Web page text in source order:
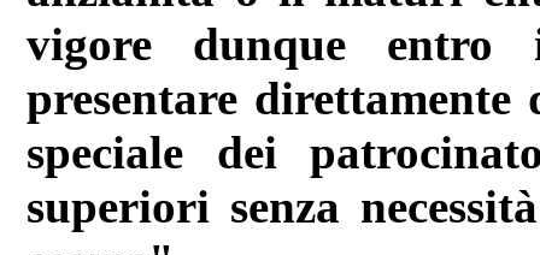
vigore dunque
presentare
speciale dei
superiori senza